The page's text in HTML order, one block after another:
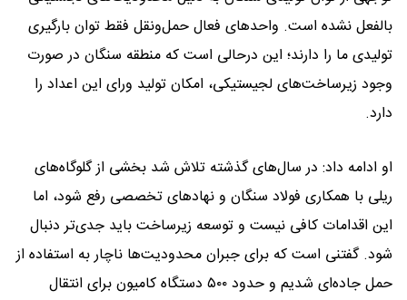
بالفعل نشده است. واحدهای فعال حمل‌ونقل فقط توان بارگیری
تولیدی ما را دارند؛ این درحالی است که منطقه‌ سنگان در صورت
وجود زیرساخت‌های لجیستیکی، امکان تولید ورای این اعداد را
دارد.
او ادامه داد: در سال‌های گذشته تلاش شد بخشی از گلوگاه‌های
ریلی با همکاری فولاد سنگان و نهادهای تخصصی رفع شود، اما
این اقدامات کافی نیست و توسعه زیرساخت باید جدی‌تر دنبال
شود. گفتنی است که برای جبران محدودیت‌ها ناچار به استفاده از
حمل جاده‌ای شدیم و حدود ۵۰۰ دستگاه کامیون برای انتقال